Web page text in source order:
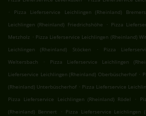
.
Pizza Lieferservice Leichlingen (Rheinland)
Leichlingen (Rheinland) Friedrichshöhe
. Pizza
Metzholz . Pizza Lieferservice Leichlingen (Rheinland)
Leichlingen (Rheinland) Stöcken
.
Pizza
Weltersbach
. Pizza Lieferservice Leichlingen
Lieferservice Leichlingen (Rheinland) Oberbüscherhof .
(Rheinland) Unterbüscherhof . Pizza Lieferservice
Pizza Lieferservice Leichlingen (Rheinland) Rödel
.
(Rheinland) Bennert
. Pizza Lieferservice Leichlingen